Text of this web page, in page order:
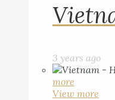
3 years ago
more
View more